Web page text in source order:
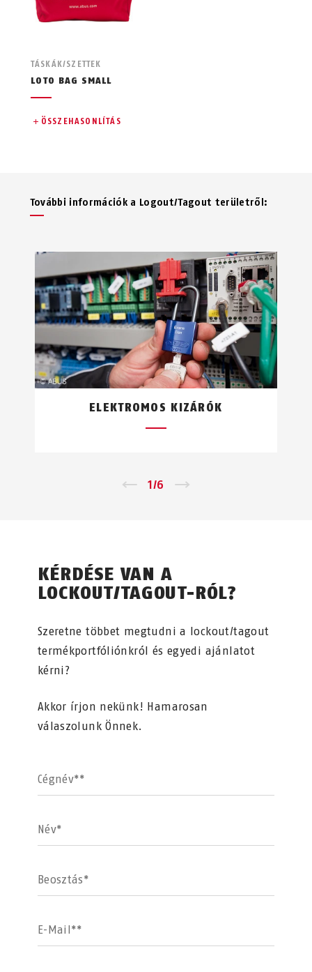
TÁSKÁK/SZETTEK
LOTO BAG SMALL
ÖSSZEHASONLÍTÁS
További információk a Logout/Tagout területről:
ELEKTROMOS KIZÁRÓK
1/6
KÉRDÉSE VAN A
LOCKOUT/TAGOUT-RÓL?
Szeretne többet megtudni a lockout/tagout
termékportfóliónkról és egyedi ajánlatot
kérni?
Akkor írjon nekünk! Hamarosan
válaszolunk Önnek.
Cégnév**
Név*
Beosztás*
E-Mail**